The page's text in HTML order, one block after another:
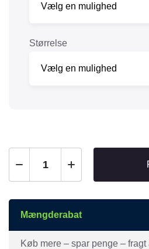
Størrelse
Mængderabat
Køb mere – spar penge –